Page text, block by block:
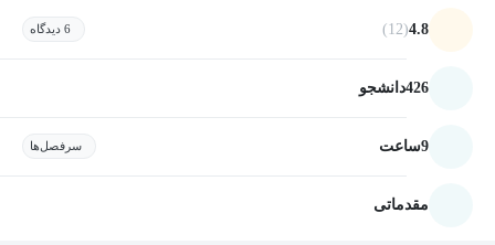
4.8
(12) 6 دیدگاه
426دانشجو
9ساعت سرفصل‌ها
مقدماتی